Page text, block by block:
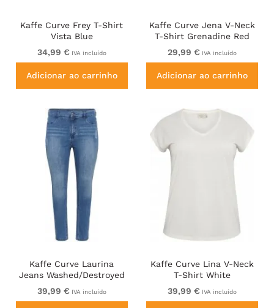
Kaffe Curve Frey T-Shirt
Vista Blue
34,99 € IVA incluído
Adicionar ao carrinho
Kaffe Curve Jena V-Neck
T-Shirt Grenadine Red
29,99 € IVA incluído
Adicionar ao carrinho
Kaffe Curve Laurina
Jeans Washed/Destroyed
Blue Denim
39,99 € IVA incluído
Kaffe Curve Lina V-Neck
T-Shirt White
39,99 € IVA incluído